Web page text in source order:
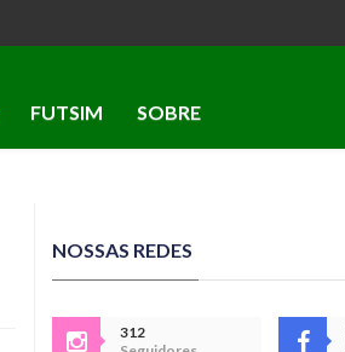
FUTSIM SOBRE
NOSSAS REDES
312